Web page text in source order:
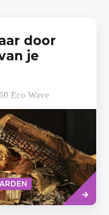
door
je
Eco Wave
haarden
die in het
Lees
meer